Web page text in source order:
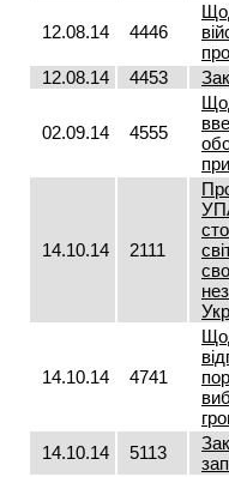
12.08.14 4446
12.08.14 4453
02.09.14 4555
14.10.14 2111
14.10.14 4741
14.10.14 5113